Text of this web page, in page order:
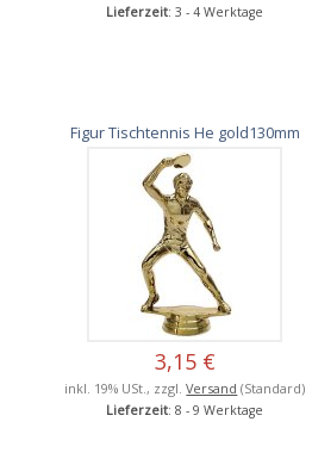
Lieferzeit: 3 - 4 Werktage
Figur Tischtennis He gold130mm
3,15 €
inkl. 19% USt., zzgl.Versand (Standard)
Lieferzeit: 8 - 9 Werktage